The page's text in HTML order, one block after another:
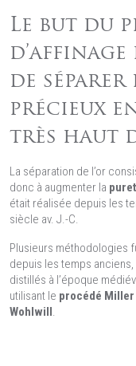
Le but du
d’affinage
de séparer
précieux
très haut
La séparation de l’or
donc à augmenter la
était réalisée depuis les
siècle av. J.-C.
Plusieurs méthodologies
depuis les temps
distillés à l’époque
utilisant le procédé Miller
Wohlwill .